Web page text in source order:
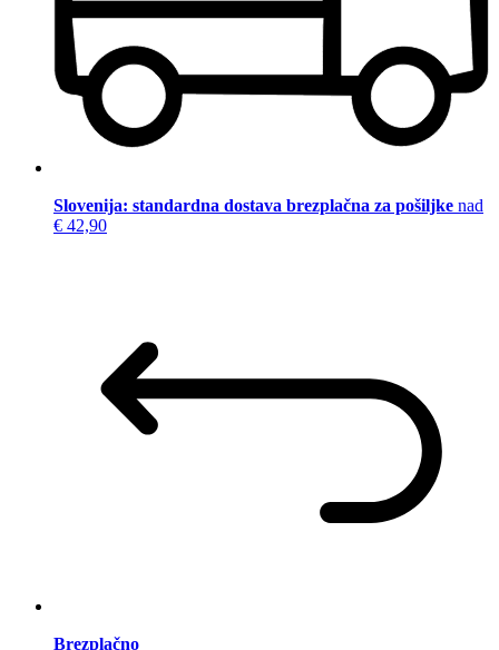
Slovenija: standardna dostava brezplačna za pošiljke nad
€ 42,90
Brezplačno